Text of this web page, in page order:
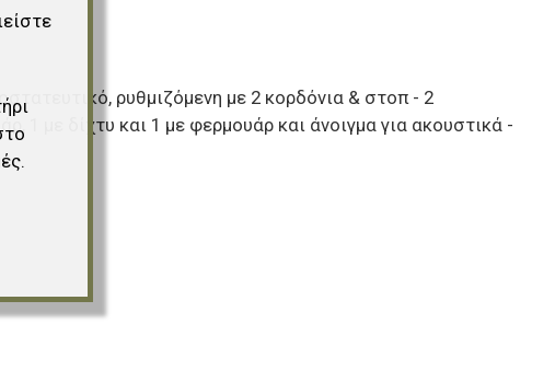
ρυθμιζόμενη με 2 κορδόνια & στοπ - 2
1 με δίχτυ και 1 με φερμουάρ και άνοιγμα για ακουστικά -